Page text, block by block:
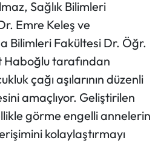
Sağlık Bilimleri
Emre Keleş ve
Bilimleri Fakültesi Dr. Öğr.
Haboğlu tarafından
çağı aşılarının düzenli
amaçlıyor. Geliştirilen
görme engelli annelerin
kolaylaştırmayı